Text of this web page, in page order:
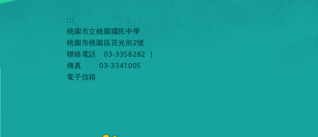
:::
桃園市立桃園國民中學
桃園市桃園區莒光街2號
聯絡電話
03-3358282
|
傳真
03-3341005
電子信箱